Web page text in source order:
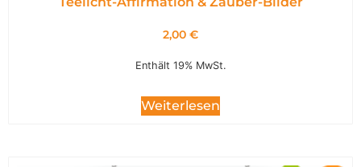
2,00 €
Enthält 19% MwSt.
Weiterlesen